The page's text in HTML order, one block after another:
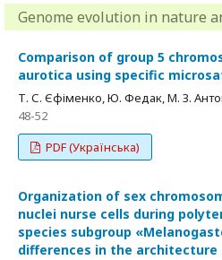
Genome evolution in nature
Comparison of group 5
aurotica using specific
Т. С. Єфіменко, Ю. Федак, М. З.
48-52
PDF (Українська)
Organization of sex
nuclei nurse cells during
species subgroup
differences in the